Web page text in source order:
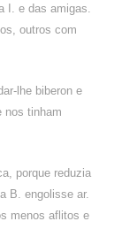
I. e das amigas.
outros com
lhe biberon e
nos tinham
porque reduzia
B. engolisse ar.
menos aflitos e